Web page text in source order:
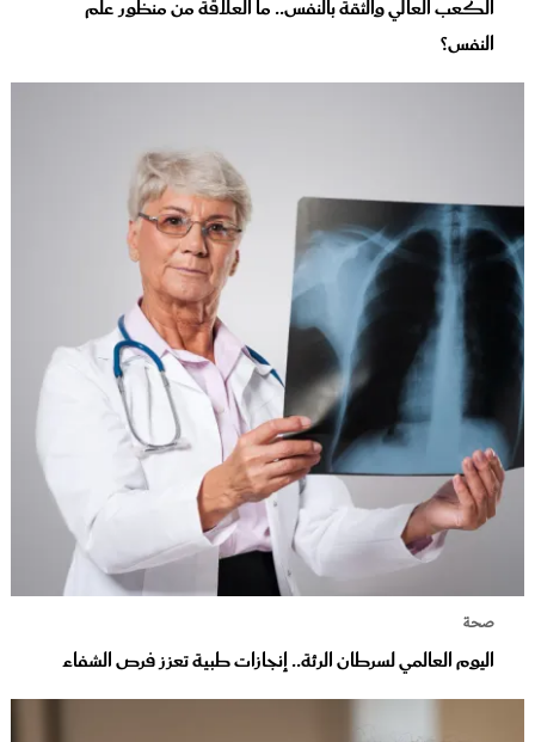
الكعب العالي والثقة بالنفس.. ما العلاقة من منظور علم
النفس؟
صحة
اليوم العالمي لسرطان الرئة.. إنجازات طبية تعزز فرص الشفاء